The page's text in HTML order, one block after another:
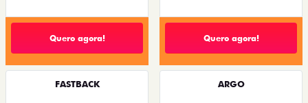
Quero agora! Quero agora!
FASTBACK ARGO